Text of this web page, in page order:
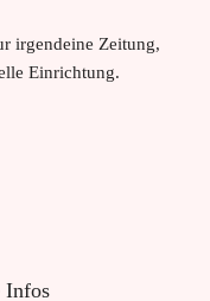
irgendeine Zeitung,
Einrichtung.
Infos